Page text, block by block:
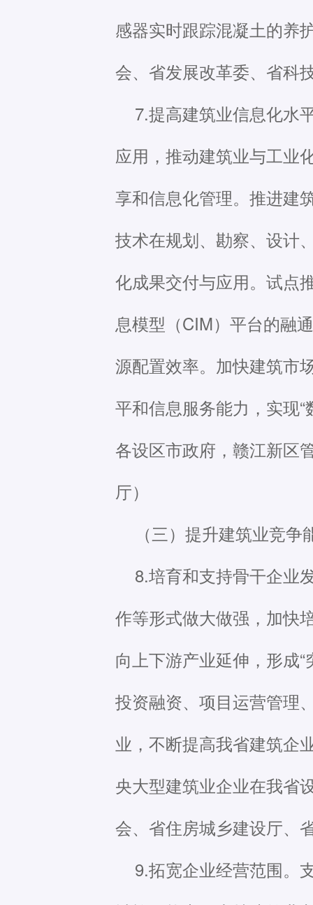
感器实时跟踪混凝土的养
会、省发展改革委、省科
7.提高建筑业信息化水
应用，推动建筑业与工业
享和信息化管理。推进建
技术在规划、勘察、设计
化成果交付与应用。试点
息模型（CIM）平台的融
源配置效率。加快建筑市
平和信息服务能力，实现
各设区市政府，赣江新区
厅）
（三）提升建筑业竞
8.培育和支持骨干企业
作等形式做大做强，加快
向上下游产业延伸，形成
投资融资、项目运营管理
业，不断提高我省建筑企
央大型建筑业企业在我省
会、省住房城乡建设厅、
9.拓宽企业经营范围。